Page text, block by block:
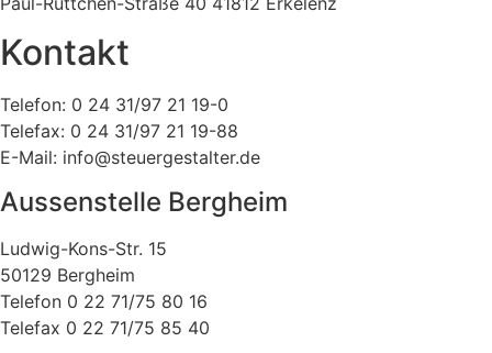
Kontakt
Telefon: 0 24 31/97 21 19-0
Telefax: 0 24 31/97 21 19-88
E-Mail: info@steuergestalter.de
Aussenstelle Bergheim
Ludwig-Kons-Str. 15
50129 Bergheim
Telefon 0 22 71/75 80 16
Telefax 0 22 71/75 85 40